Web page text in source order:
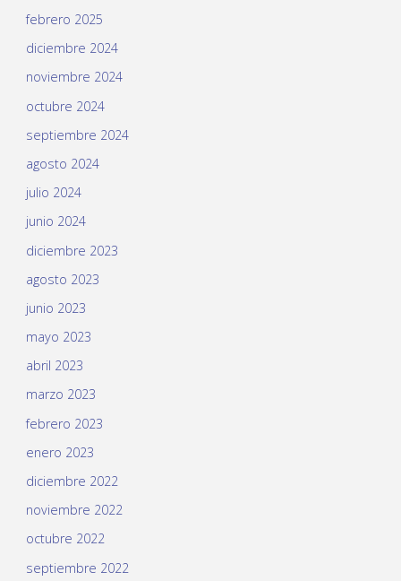
febrero 2025
diciembre 2024
noviembre 2024
octubre 2024
septiembre 2024
agosto 2024
julio 2024
junio 2024
diciembre 2023
agosto 2023
junio 2023
mayo 2023
abril 2023
marzo 2023
febrero 2023
enero 2023
diciembre 2022
noviembre 2022
octubre 2022
septiembre 2022